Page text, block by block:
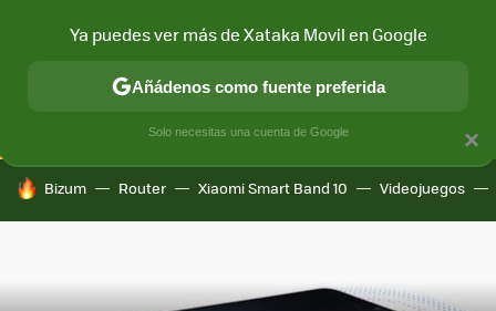
CONECTIVIDAD MÓVIL Y SOCIEDAD APLICACIONES
HOY SE HABLA DE
Bizum Router Xiaomi Smart Band 10 Videojuegos
×
Ya puedes ver más de Xataka Movil en Google
Añádenos como fuente preferida
Solo necesitas una cuenta de Google